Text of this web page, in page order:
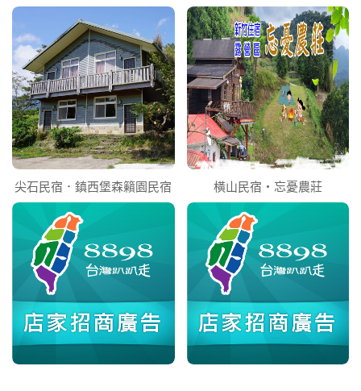
尖石民宿．鎮西堡森籟園民宿 橫山民宿‧忘憂農莊